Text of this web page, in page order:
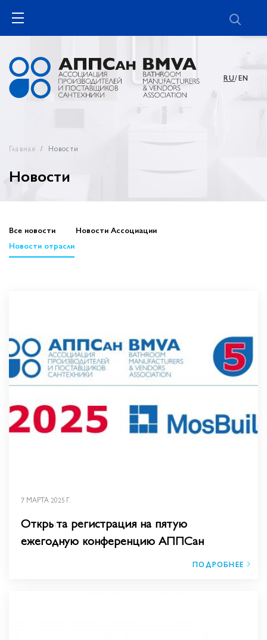
RU/EN
Главная Новости
Новости
Все новости
Новости Ассоциации
Новости отрасли
7 МАРТА 2025 Г.
Открыта регистрация на пятую
ежегодную конференцию АППСан
ПОДРОБНЕЕ